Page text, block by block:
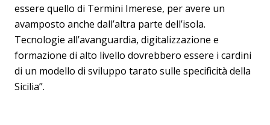
essere quello di Termini Imerese, per avere un
avamposto anche dall’altra parte dell’isola.
Tecnologie all’avanguardia, digitalizzazione e
formazione di alto livello dovrebbero essere i cardini
di un modello di sviluppo tarato sulle specificità della
Sicilia”.